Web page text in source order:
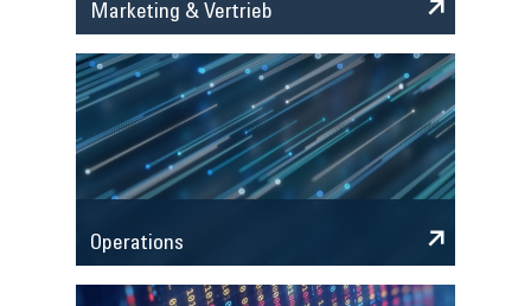
Marketing & Vertrieb
Operations